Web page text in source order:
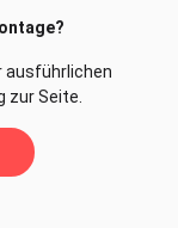
ausführlichen
zur Seite.